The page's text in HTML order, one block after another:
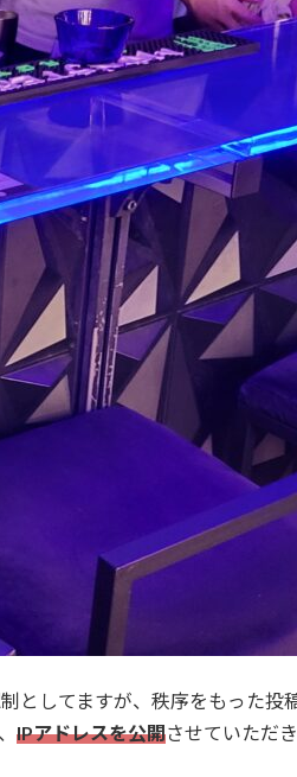
としてますが、秩序をもった投
IPアドレスを公開させていただ